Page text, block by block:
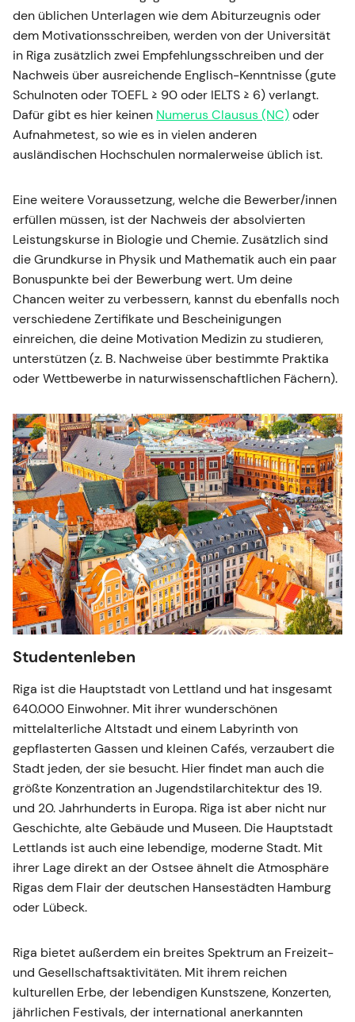
den üblichen Unterlagen wie dem Abiturzeugnis oder
dem Motivationsschreiben, werden von der Universität
in Riga zusätzlich zwei Empfehlungsschreiben und der
Nachweis über ausreichende Englisch-Kenntnisse (gute
Schulnoten oder TOEFL ≥ 90 oder IELTS ≥ 6) verlangt.
Dafür gibt es hier keinen Numerus Clausus (NC)oder
Aufnahmetest, so wie es in vielen anderen
ausländischen Hochschulen normalerweise üblich ist.
Eine weitere Voraussetzung, welche die Bewerber/innen
erfüllen müssen, ist der Nachweis der absolvierten
Leistungskurse in Biologie und Chemie. Zusätzlich sind
die Grundkurse in Physik und Mathematik auch ein paar
Bonuspunkte bei der Bewerbung wert. Um deine
Chancen weiter zu verbessern, kannst du ebenfalls noch
verschiedene Zertifikate und Bescheinigungen
einreichen, die deine Motivation Medizin zu studieren,
unterstützen (z. B. Nachweise über bestimmte Praktika
oder Wettbewerbe in naturwissenschaftlichen Fächern).
Studentenleben
Riga ist die Hauptstadt von Lettland und hat insgesamt
640.000 Einwohner. Mit ihrer wunderschönen
mittelalterliche Altstadt und einem Labyrinth von
gepflasterten Gassen und kleinen Cafés, verzaubert die
Stadt jeden, der sie besucht. Hier findet man auch die
größte Konzentration an Jugendstilarchitektur des 19.
und 20. Jahrhunderts in Europa. Riga ist aber nicht nur
Geschichte, alte Gebäude und Museen. Die Hauptstadt
Lettlands ist auch eine lebendige, moderne Stadt. Mit
ihrer Lage direkt an der Ostsee ähnelt die Atmosphäre
Rigas dem Flair der deutschen Hansestädten Hamburg
oder Lübeck.
Riga bietet außerdem ein breites Spektrum an Freizeit-
und Gesellschaftsaktivitäten. Mit ihrem reichen
kulturellen Erbe, der lebendigen Kunstszene, Konzerten,
jährlichen Festivals, der international anerkannten